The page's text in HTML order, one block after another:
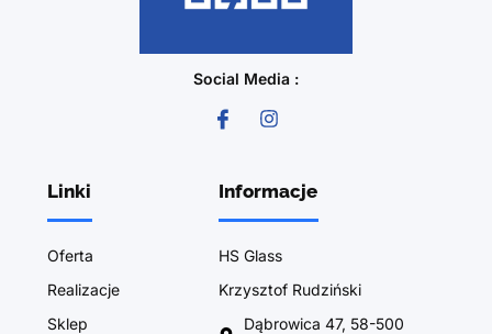
Social Media :
Linki
Oferta
Realizacje
Sklep
Informacje
HS Glass
Krzysztof Rudziński
Dąbrowica 47, 58-500